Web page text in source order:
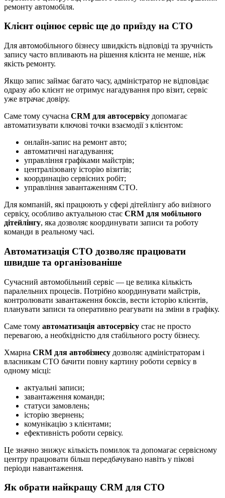
ремонту автомобіля.
Клієнт оцінює сервіс ще до приїзду на СТО
Для автомобільного бізнесу швидкість відповіді та зручність
запису часто впливають на рішення клієнта не менше, ніж
якість ремонту.
Якщо запис займає багато часу, адміністратор не відповідає
одразу або клієнт не отримує нагадування про візит, сервіс
уже втрачає довіру.
Саме тому сучасна CRM для автосервісу допомагає
автоматизувати ключові точки взаємодії з клієнтом:
онлайн-запис на ремонт авто;
автоматичні нагадування;
управління графіками майстрів;
централізовану історію візитів;
координацію сервісних робіт;
управління завантаженням СТО.
Для компаній, які працюють у сфері дітейлінгу або виїзного
сервісу, особливо актуальною стає CRM для мобільного
дітейлінгу, яка дозволяє координувати записи та роботу
команди в реальному часі.
Автоматизація СТО дозволяє працювати
швидше та організованіше
Сучасний автомобільний сервіс — це велика кількість
паралельних процесів. Потрібно координувати майстрів,
контролювати завантаження боксів, вести історію клієнтів,
планувати записи та оперативно реагувати на зміни в графіку.
Саме тому автоматизація автосервісу стає не просто
перевагою, а необхідністю для стабільного росту бізнесу.
Хмарна CRM для автобізнесу дозволяє адміністраторам і
власникам СТО бачити повну картину роботи сервісу в
одному місці:
актуальні записи;
завантаження команди;
статуси замовлень;
історію звернень;
комунікацію з клієнтами;
ефективність роботи сервісу.
Це значно знижує кількість помилок та допомагає сервісному
центру працювати більш передбачувано навіть у пікові
періоди навантаження.
Як обрати найкращу CRM для СТО